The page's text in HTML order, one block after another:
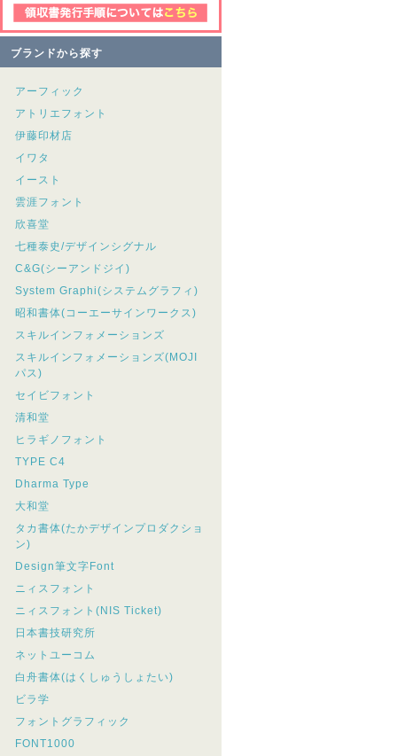
ブランドから探す
アーフィック
アトリエフォント
伊藤印材店
イワタ
イースト
雲涯フォント
欣喜堂
七種泰史/デザインシグナル
C&G(シーアンドジイ)
System Graphi(システムグラフィ)
昭和書体(コーエーサインワークス)
スキルインフォメーションズ
スキルインフォメーションズ(MOJI
パス)
セイビフォント
清和堂
ヒラギノフォント
TYPE C4
Dharma Type
大和堂
タカ書体(たかデザインプロダクショ
ン)
Design筆文字Font
ニィスフォント
ニィスフォント(NIS Ticket)
日本書技研究所
ネットユーコム
白舟書体(はくしゅうしょたい)
ビラ学
フォントグラフィック
FONT1000